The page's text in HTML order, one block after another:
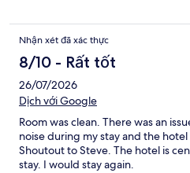
Nhận xét đã xác thực
8/10 - Rất tốt
26/07/2026
Dịch với Google
Room was clean. There was an
noise during my stay and the
Shoutout to Steve. The hotel is
stay. I would stay again.